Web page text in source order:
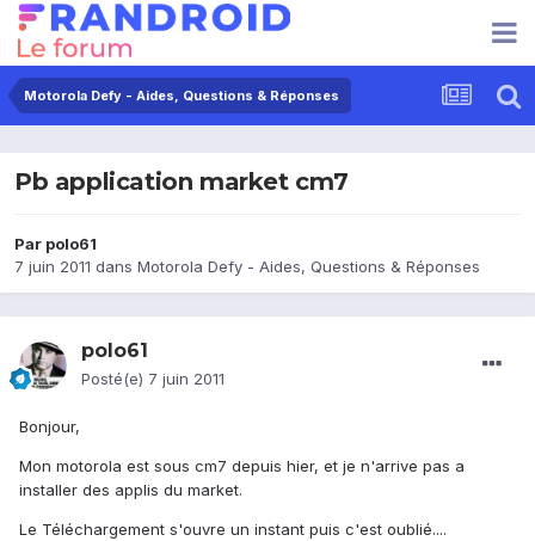
Motorola Defy - Aides, Questions & Réponses
Pb application market cm7
Par polo61
7 juin 2011 dans Motorola Defy - Aides, Questions & Réponses
polo61
Posté(e) 7 juin 2011
Bonjour,
Mon motorola est sous cm7 depuis hier, et je n'arrive pas a
installer des applis du market.
Le Téléchargement s'ouvre un instant puis c'est oublié....